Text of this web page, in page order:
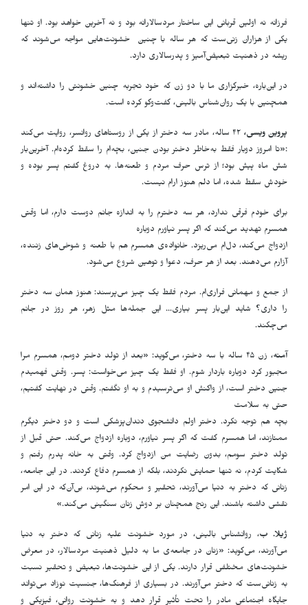
فرزانه نه اولین قربانی این ساختار مردسالارانه بود و نه آخرین خواهد بود. او تنها
یکی از هزاران زنی‌ست که هر ساله با چنین خشونت‌هایی مواجه می‌شوند که
ریشه در ذهنیت تبعیض‌آمیز و پدرسالاری دارد.
در این‌باره، خبرگزاری ما با دو زن که خود تجربه چنین خشونتی را داشته‌اند و
همچنین با یک روان‌شناس بالینی، گفت‌وگو کرده است.
پروین ویسی،
۴۲ ساله، مادر سه دختر از یکی از روستاهای روانسر، روایت می‌کند
:«تا امروز دوبار فقط به‌خاطر دختر بودن جنین، بچه‌ام را سقط کرده‌ام. آخرین‌بار
شش ماه پیش بود؛ از ترس حرف مردم و طعنه‌ها. به دروغ گفتم پسر بوده و
خودش سقط شده، اما دلم هنوز ارام نیست.
برای خودم فرقی ندارد، هر سه دخترم را به اندازه جانم دوست دارم، اما وقتی
همسرم تهدید می‌کند که اگر پسر نیاورم دوباره
ازدواج می‌کند، دل‌ام می‌ریزد. خانواده‌ی همسرم هم با طعنه و شوخی‌های زننده،
آزارم می‌دهند. بعد از هر حرف، دعوا و توهین شروع می‌شود.
از جمع و مهمانی فراری‌ام. مردم فقط یک چیز می‌پرسند: هنوز همان سه دختر
را داری؟ شاید این‌بار پسر بیاری... این جمله‌ها مثل زهر، هر روز در جانم
می‌چکند.
آمنه
، زن ۴۵ ساله با سه دختر، می‌گوید: «بعد از تولد دختر دومم، همسرم مرا
مجبور کرد دوباره باردار شوم. او فقط یک چیز می‌خواست: پسر. وقتی فهمیدم
جنین دختر است، از واکنش او می‌ترسیدم و به او نگفتم. وقتی در نهایت گفتیم،
حتی به سلامت
بچه هم توجه نکرد. دختر اولم دانشجوی دندان‌پزشکی است و دو دختر دیگرم
ممتازند، اما همسرم گفت که اگر پسر نیاورم، دوباره ازدواج می‌کند. حتی قبل از
تولد دختر سومم، بدون رضایت من ازدواج کرد. وقتی به خانه پدرم رفتم و
شکایت کردم، نه تنها حمایتی نکردند، بلکه از همسرم دفاع کردند. در این جامعه،
زنانی که دختر به دنیا می‌آورند، تحقیر و محکوم می‌شوند، بی‌آن‌که در این امر
نقشی داشته باشند. این رنج همچنان بر دوش زنان سنگینی می‌کند.»
ژیلا. ب، روانشناس بالینی، در مورد خشونت علیه زنانی که دختر به دنیا
می‌آورند، می‌گوید: «زنان در جامعه‌ی ما به دلیل ذهنیت مردسالار، در معرض
خشونت‌های مختلفی قرار دارند. یکی از این خشونت‌ها، تبعیض و تحقیر نسبت
به زنانی‌ست که دختر می‌آورند. در بسیاری از فرهنگ‌ها، جنسیت نوزاد می‌تواند
جایگاه اجتماعی مادر را تحت تأثیر قرار دهد و به خشونت روانی، فیزیکی و